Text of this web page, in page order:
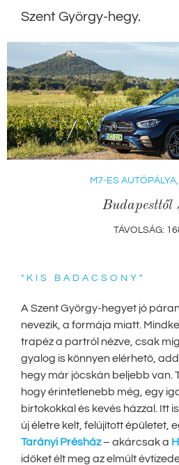
Szent György-hegy.
M7-ES
Budapesttől
TÁVOLSÁG:
"KIS BADACSONY"
A Szent György-hegyet jó
nevezik, a formája miatt.
trapéz a partról nézve, csak
gyalog is könnyen elérhető,
hegy már jócskán beljebb van.
hogy érintetlenebb még, egy
birtokokkal és kevés házzal. Itt
új életre kelt, felújított épületet,
Tarányi Présház– akárcsak a
időket élt meg az elmúlt